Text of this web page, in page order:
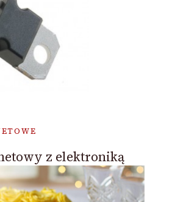
z elektroniką